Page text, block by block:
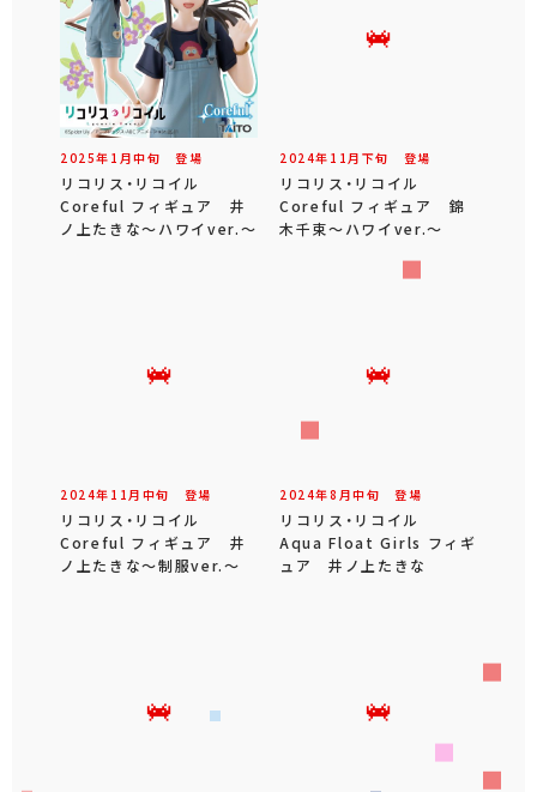
2025年 1 月中旬 登場
リコリス・リコイル
Coreful フィギュア 井
ノ上たきな～ハワイver.～
2024年 11 月 下旬 登場
リコリス・リコイル
Coreful フィギュア 錦
木千束～ハワイver.～
2024年 11 月 中旬 登場
リコリス・リコイル
Coreful フィギュア 井
ノ上たきな～制服ver.～
2024年8 月中旬 登場
リコリス・リコイル
Aqua Float Girls フィギ
ュア 井ノ上たきな